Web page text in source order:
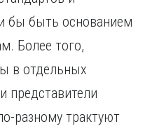
бы быть основанием
Более того,
в отдельных
представители
разному трактуют